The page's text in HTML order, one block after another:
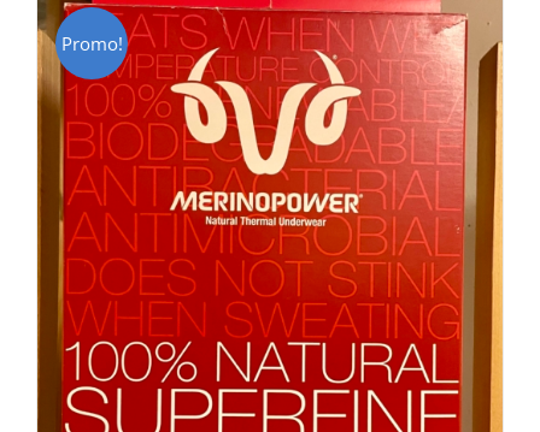
Promo!